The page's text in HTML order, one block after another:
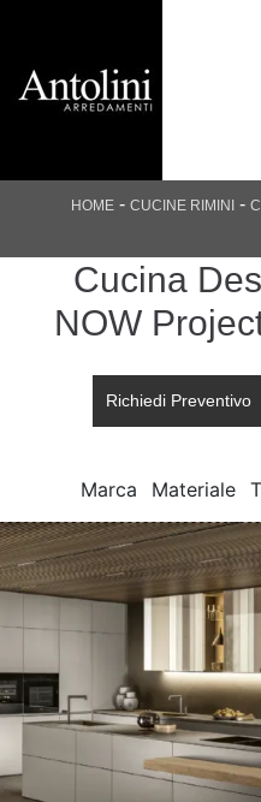
HOME- CUCINE RIMINI -
Cucina
NOW
Richiedi Preventivo
Marca Materiale